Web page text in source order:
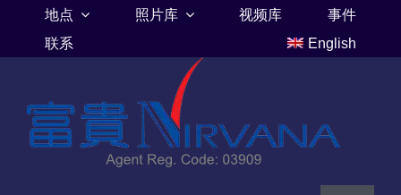
content
地点 照片库 视频库
事件
联系
English